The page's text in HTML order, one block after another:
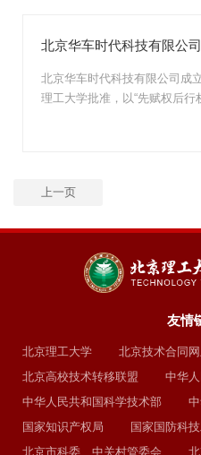
北京华车时代科技有限公司
北京华车时代科技有限公司成
理工大学批准，以“先赋权后行
上一页
友情
北京理工大学
北京技术合同
北京高校技术转移联盟
中华
中华人民共和国科学技术部
国家知识产权局
国家国防科
北京市科委、中关村管委会